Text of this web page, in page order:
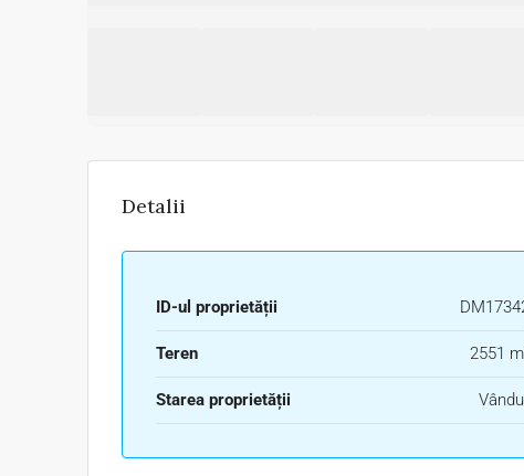
Detalii
ID-ul proprietății
Teren 2551
Starea proprietății